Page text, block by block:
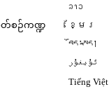
ပတ်စဉ်ကဏ္ဍ
ລາວ
ខ្មែរ
བོད་སྐད།
ئۇيغۇر
Tiếng Việt